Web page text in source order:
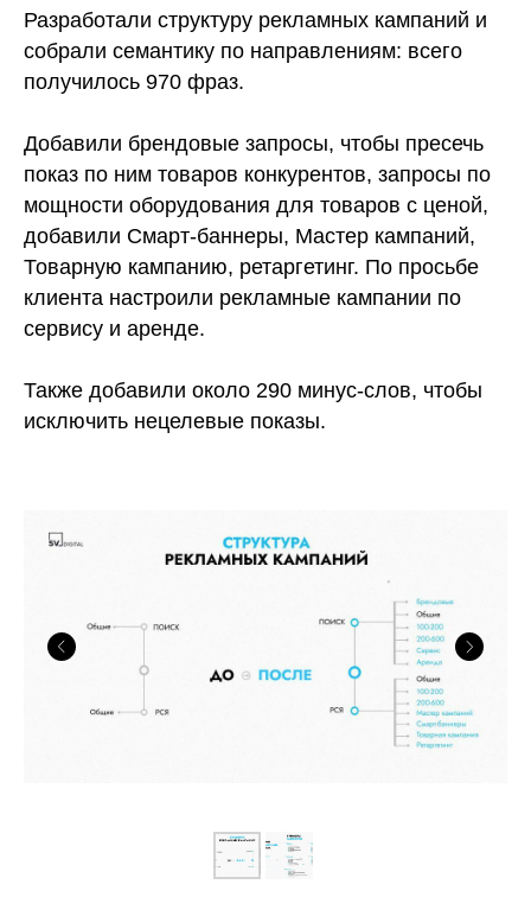
Разработали структуру рекламных кампаний и
собрали семантику по направлениям: всего
получилось 970 фраз.
Добавили брендовые запросы, чтобы пресечь
показ по ним товаров конкурентов, запросы по
мощности оборудования для товаров с ценой,
добавили Смарт-баннеры, Мастер кампаний,
Товарную кампанию, ретаргетинг. По просьбе
клиента настроили рекламные кампании по
сервису и аренде.
Также добавили около 290 минус-слов, чтобы
исключить нецелевые показы.